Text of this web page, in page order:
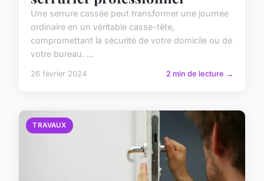
Une serrure cassée peut transformer une journée
ordinaire en un véritable casse-tête,
compromettant la sécurité de votre domicile ou de
votre bureau. ...
26 février 2024 2 min de lecture →
TRAVAUX